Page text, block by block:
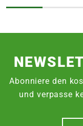
Abonniere den
und verpasse